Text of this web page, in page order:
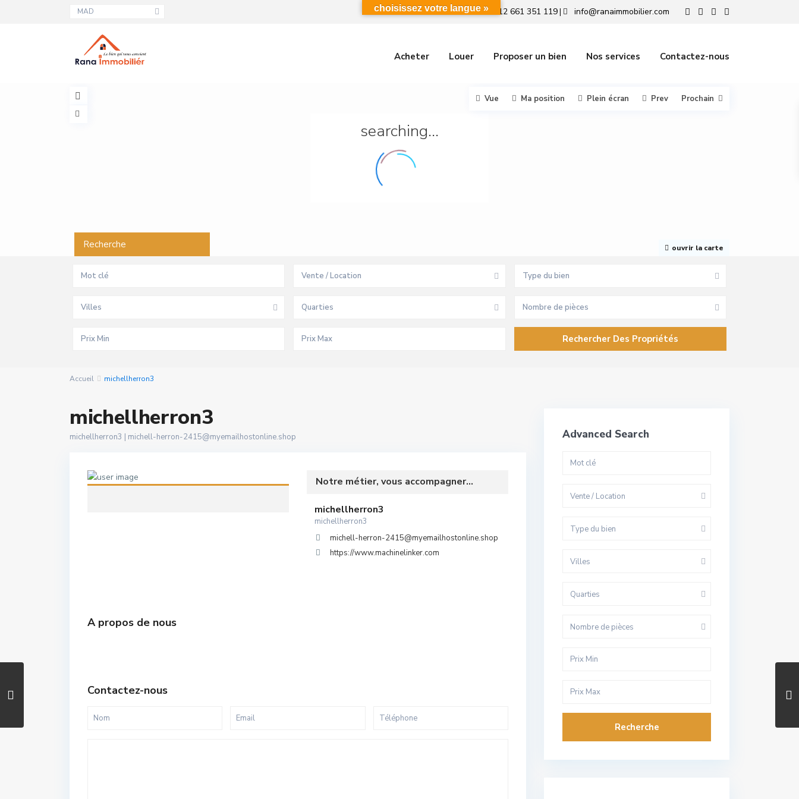
MAD +212 661 351 119| info@ranaimmobilier.com
Acheter Louer Proposer un bien Nos services Contactez-nous
searching...
ouvrir la carte
Vue Ma position Plein écran Prev Prochain
Recherche
Vente / Location Type du bien
Villes Quarties Nombre de pièces
Accueil michellherron3
michellherron3
michellherron3 | michell-herron-2415@myemailhostonline.shop
Notre métier, vous accompagner...
michellherron3
michellherron3
michell-herron-2415@myemailhostonline.shop
https://www.machinelinker.com
A propos de nous
Contactez-nous
Advanced Search
Vente / Location
Type du bien
Villes
Quarties
Nombre de pièces
Recherche
choisissez votre langue »